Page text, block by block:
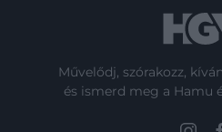
Művelődj, szórakozz,
és ismerd meg a Hamu